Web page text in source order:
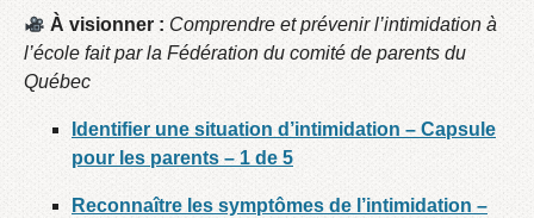
À visionner : Comprendre et prévenir l’intimidation à
l’école fait par la Fédération du comité de parents du
Québec
Identifier une situation d’intimidation – Capsule
pour les parents – 1 de 5
Reconnaître les symptômes de l’intimidation –